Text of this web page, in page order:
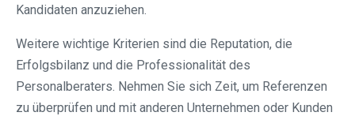
Kandidaten anzuziehen.
Weitere wichtige Kriterien sind die Reputation, die
Erfolgsbilanz und die Professionalität des
Personalberaters. Nehmen Sie sich Zeit, um Referenzen
zu überprüfen und mit anderen Unternehmen oder Kunden